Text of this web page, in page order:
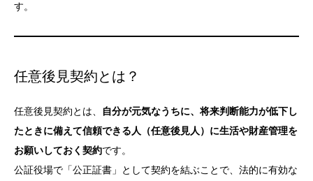
す。
任意後見契約とは？
任意後見契約とは、
自分が元気なうちに、将来判断能力が低下し
たときに備えて信頼できる人（任意後見人）に生活や財産管理を
お願いしておく契約です。
公証役場で「公正証書」として契約を結ぶことで、法的に有効な